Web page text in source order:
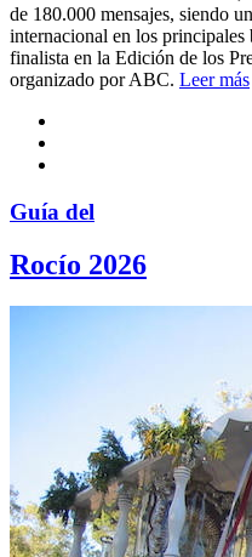
de 180.000 mensajes, siendo
internacional en los
finalista en la Edición de los
organizado por ABC. Leer más
Guía del
Rocío 2026